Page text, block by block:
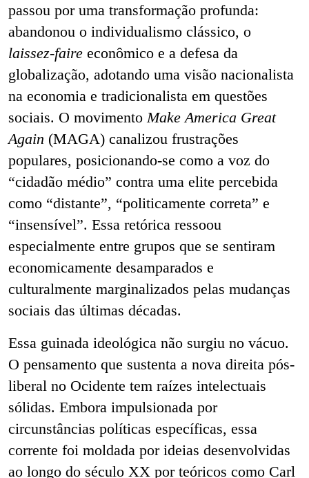
passou por uma transformação profunda:
abandonou o individualismo clássico, o
laissez-faire econômico e a defesa da
globalização, adotando uma visão nacionalista
na economia e tradicionalista em questões
sociais. O movimento Make America Great
Again (MAGA) canalizou frustrações
populares, posicionando-se como a voz do
“cidadão médio” contra uma elite percebida
como “distante”, “politicamente correta” e
“insensível”. Essa retórica ressoou
especialmente entre grupos que se sentiram
economicamente desamparados e
culturalmente marginalizados pelas mudanças
sociais das últimas décadas.
Essa guinada ideológica não surgiu no vácuo.
O pensamento que sustenta a nova direita pós-
liberal no Ocidente tem raízes intelectuais
sólidas. Embora impulsionada por
circunstâncias políticas específicas, essa
corrente foi moldada por ideias desenvolvidas
ao longo do século XX por teóricos como Carl